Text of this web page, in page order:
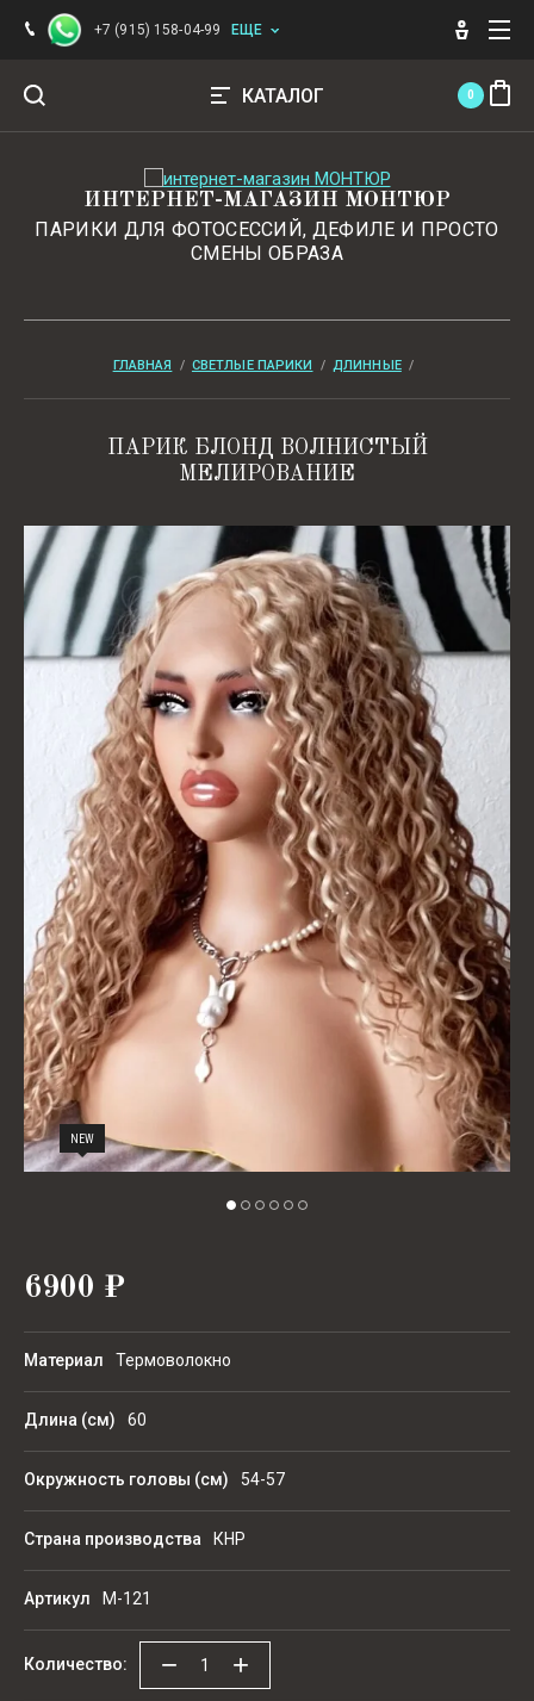
+7 (915) 158-04-99 ЕЩЕ
КАТАЛОГ
Светлые парики
Цветные парики
Натуральные парики и накладки
Аксессуары
0
ИНТЕРНЕТ-МАГАЗИН МОНТЮР
ПАРИКИ ДЛЯ ФОТОСЕССИЙ, ДЕФИЛЕ И ПРОСТО
СМЕНЫ ОБРАЗА
ГЛАВНАЯ
  /
СВЕТЛЫЕ ПАРИКИ
  /
ДЛИННЫЕ
  /
ПАРИК БЛОНД ВОЛНИСТЫЙ
МЕЛИРОВАНИЕ
NEW
6900 ₽
Материал Термоволокно
Длина (см) 60
Окружность головы (см) 54-57
Страна производства КНР
Артикул M-121
Количество: − +